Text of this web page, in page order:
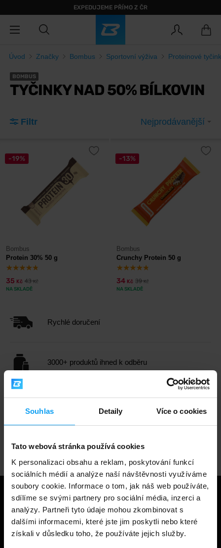
Souhlas Detaily Více o cookies
Tato webová stránka používá cookies
K personalizaci obsahu a reklam, poskytování funkcí
sociálních médií a analýze naší návštěvnosti využíváme
soubory cookie. Informace o tom, jak náš web používáte,
sdílíme se svými partnery pro sociální média, inzerci a
analýzy. Partneři tyto údaje mohou zkombinovat s
dalšími informacemi, které jste jim poskytli nebo které
získali v důsledku toho, že používáte jejich služby.
EXPEDUJEME PŘÍMO Z ČR
Úvod Značky Bombus Sportovní výživa Proteinové
BOMBUS
TYČINKY NAD 50% BÍLKOVIN
Filtr Nejprodávanější
-19%
Bombus
Protein 30% 50 g
35 Kč 43Kč
NA SKLADĚ
-13%
Bombus
Crunchy Protein 50 g
34 Kč 39Kč
NA SKLADĚ
Rychlé doručení
3000+ produktů ihned k odběru
Odborné poradenství
Užitečné informace
Způsoby a ceny doručení